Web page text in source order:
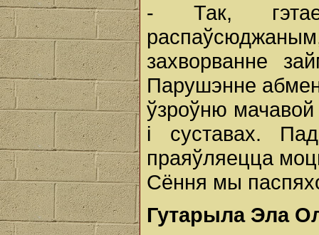
- Так,
захворванне
Парушэнне
ўзроўню мачавой
і суставах.
праяўляецца
Сёння мы
Гутарыла Эла